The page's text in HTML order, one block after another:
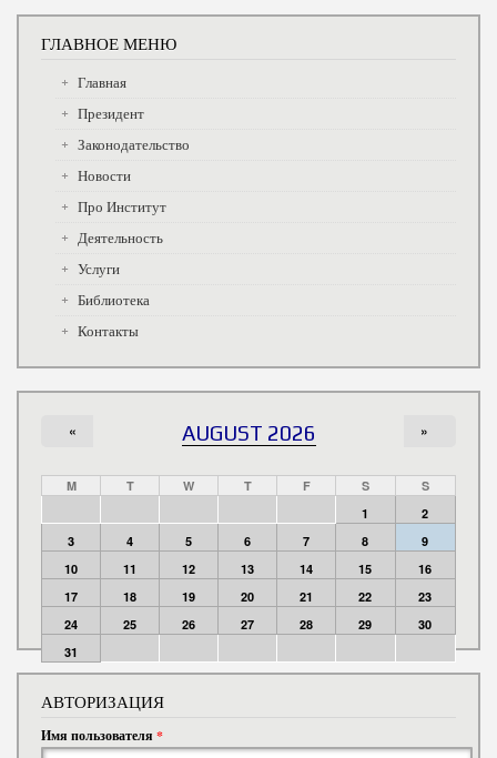
ГЛАВНОЕ МЕНЮ
Главная
Президент
Законодательство
Новости
Про Институт
Деятельность
Услуги
Библиотека
Контакты
AUGUST 2026
« »
M T W T F S
S
1
2
3
4 5 6 7 8
9
10
11 12 13 14 15
16
17
18 19 20 21 22
23
24
25 26 27 28 29
30
31
АВТОРИЗАЦИЯ
Имя пользователя *